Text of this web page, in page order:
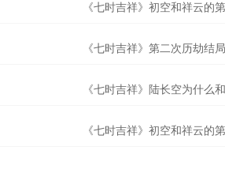
《七时吉祥》初空和祥云的
《七时吉祥》第二次历劫结
《七时吉祥》陆长空为什么
《七时吉祥》初空和祥云的